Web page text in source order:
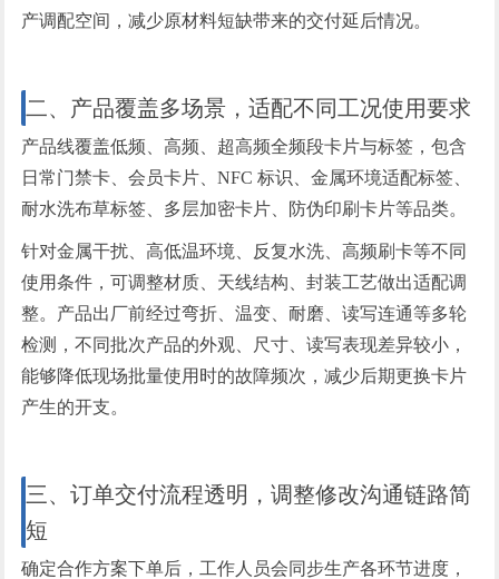
产调配空间，减少原材料短缺带来的交付延后情况。
二、产品覆盖多场景，适配不同工况使用要求
产品线覆盖低频、高频、超高频全频段卡片与标签，包含
日常门禁卡、会员卡片、NFC 标识、金属环境适配标签、
耐水洗布草标签、多层加密卡片、防伪印刷卡片等品类。
针对金属干扰、高低温环境、反复水洗、高频刷卡等不同
使用条件，可调整材质、天线结构、封装工艺做出适配调
整。产品出厂前经过弯折、温变、耐磨、读写连通等多轮
检测，不同批次产品的外观、尺寸、读写表现差异较小，
能够降低现场批量使用时的故障频次，减少后期更换卡片
产生的开支。
三、订单交付流程透明，调整修改沟通链路简
短
确定合作方案下单后，工作人员会同步生产各环节进度，